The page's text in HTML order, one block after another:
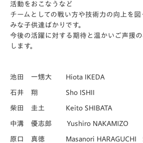
活動をおこなうなど
チームとしての戦い方や技術力の向上を図
みな子供達ばかりです。
今後の活躍に対する期待と温かいご声援
します。
池田 一甥大 Hiota IKEDA
石井 翔 Sho ISHII 5
柴田 圭土 Keito SHIBATA
中溝 優志郎 Yushiro NAKAMIZO
原口 真徳 Masanori HARAGUCHI